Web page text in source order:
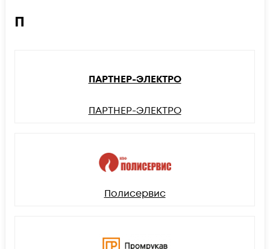
П
ПАРТНЕР-ЭЛЕКТРО
ПАРТНЕР-ЭЛЕКТРО
Полисервис